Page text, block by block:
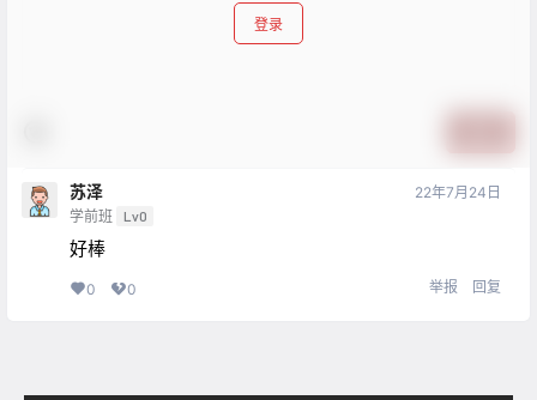
登录
苏泽
学前班 Lv0
22年7月24日
好棒
0 0 举报 回复